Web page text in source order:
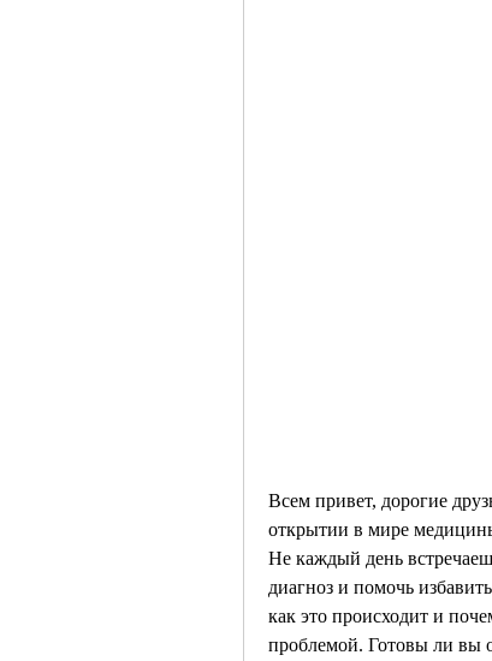
Всем привет, дорогие
открытии в мире
Не каждый день
диагноз и помочь
как это происходит и
проблемой. Готовы ли вы